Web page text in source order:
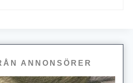
ANNONSÖRER